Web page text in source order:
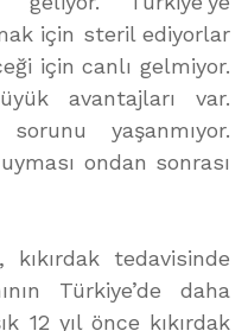
için steril ediyorlar
için canlı gelmiyor.
avantajları var.
yaşanmıyor.
ondan sonrası
tedavisinde
Türkiye’de daha
12 yıl önce kıkırdak